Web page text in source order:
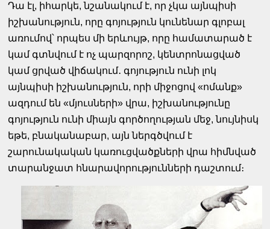
Դա էլ, իհարկե, նշանակում է, որ չկա այնպիսի
իշխանություն, որը գոյություն կունենար գլոբալ
առումով՝ որպես մի երևույթ, որը համատարած է
կամ գտնվում է ոչ պարզորոշ, կենտրոնացված
կամ ցրված վիճակում․ գոյություն ունի լոկ
այնպիսի իշխանություն, որի միջոցով «ոմանք»
ազդում են «մյուսների» վրա, իշխանությունը
գոյություն ունի միայն գործողության մեջ, նույնիսկ
եթե, բնականաբար, այն ներգծվում է
շարունակական կառուցվածքների վրա հիմնված
տարանջատ հնարավորությունների դաշտում։